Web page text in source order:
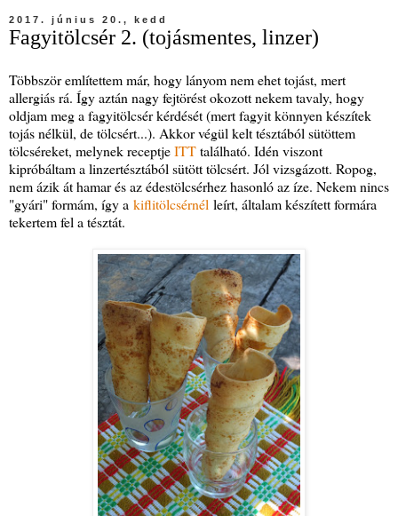
2017. június 20., kedd
Fagyitölcsér 2. (tojásmentes, linzer)
Többször említettem már, hogy lányom nem ehet tojást, mert
allergiás rá. Így aztán nagy fejtörést okozott nekem tavaly, hogy
oldjam meg a fagyitölcsér kérdését (mert fagyit könnyen készítek
tojás nélkül, de tölcsért...). Akkor végül kelt tésztából sütöttem
tölcséreket, melynek receptjeITTtalálható. Idén viszont
kipróbáltam a linzertésztából sütött tölcsért. Jól vizsgázott. Ropog,
nem ázik át hamar és az édestölcsérhez hasonló az íze. Nekem nincs
"gyári" formám, így a kiflitölcsérnél leírt, általam készített formára
tekertem fel a tésztát.